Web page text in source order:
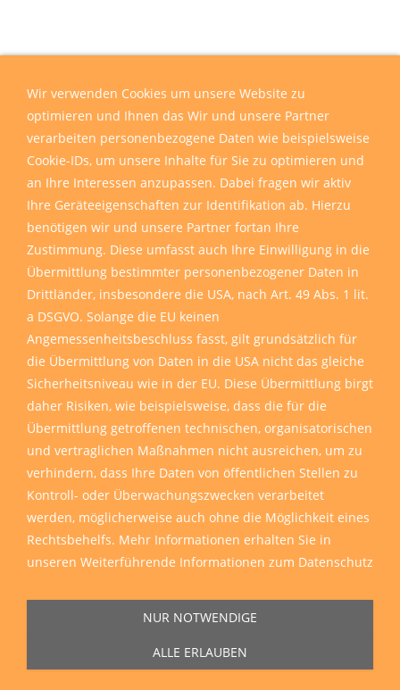
Wir verwenden Cookies um unsere Website zu
optimieren und Ihnen das Wir und unsere Partner
verarbeiten personenbezogene Daten wie beispielsweise
Cookie-IDs, um unsere Inhalte für Sie zu optimieren und
an Ihre Interessen anzupassen. Dabei fragen wir aktiv
Ihre Geräteeigenschaften zur Identifikation ab. Hierzu
benötigen wir und unsere Partner fortan Ihre
Zustimmung. Diese umfasst auch Ihre Einwilligung in die
Übermittlung bestimmter personenbezogener Daten in
Drittländer, insbesondere die USA, nach Art. 49 Abs. 1 lit.
a DSGVO. Solange die EU keinen
Angemessenheitsbeschluss fasst, gilt grundsätzlich für
die Übermittlung von Daten in die USA nicht das gleiche
Sicherheitsniveau wie in der EU. Diese Übermittlung birgt
daher Risiken, wie beispielsweise, dass die für die
Übermittlung getroffenen technischen, organisatorischen
und vertraglichen Maßnahmen nicht ausreichen, um zu
verhindern, dass Ihre Daten von öffentlichen Stellen zu
Kontroll- oder Überwachungszwecken verarbeitet
werden, möglicherweise auch ohne die Möglichkeit eines
Rechtsbehelfs. Mehr Informationen erhalten Sie in
unseren Weiterführende Informationen zum Datenschutz
NUR NOTWENDIGE
ALLE ERLAUBEN